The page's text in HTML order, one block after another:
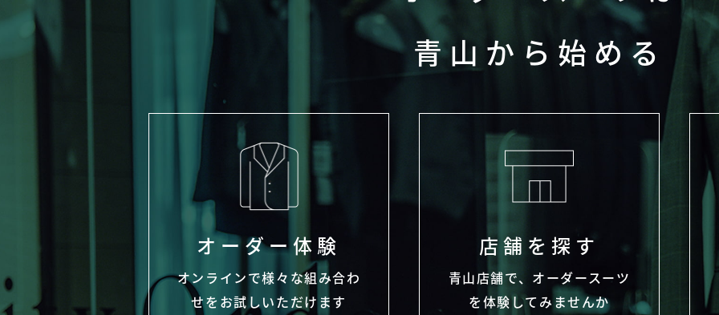
青山から始める
オーダー体験
オンラインで様々な組み合わ
せをお試しいただけます
店舗を探す
青山店舗で、オーダースーツ
を体験してみませんか